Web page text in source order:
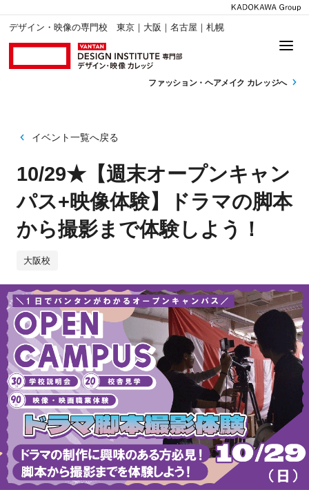
デザイン・映像の専門校 東京｜大阪｜名古屋｜札幌
ファッション・ ヘアメイク カレッジへ
イベント一覧へ戻る
10/29★【週末オープンキャン
パス+映像体験】ドラマの脚本
から撮影まで体験しよう！
大阪校